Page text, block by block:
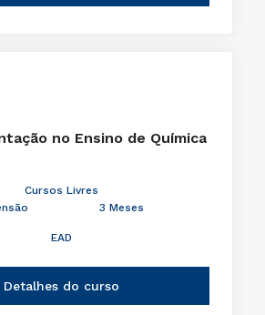
no Ensino de Química
Cursos Livres
3 Meses
EAD
Detalhes do curso